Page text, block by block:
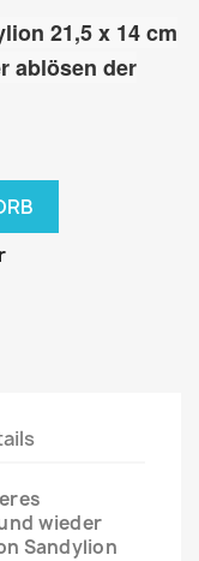
21,5 x 14 cm
ablösen der
wieder
Sandylion